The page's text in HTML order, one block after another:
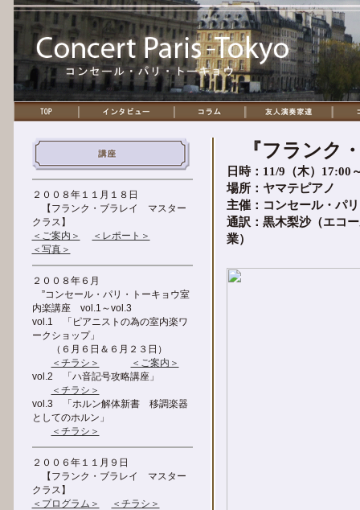
２００８年１１月１８日
【フランク・ブラレイ マスター
クラス】
＜ご案内＞
＜レポート＞
＜写真＞
２００８年６月
”コンセール・パリ・トーキョウ室
内楽講座 vol.1～vol.3
vol.1 「ピアニストの為の室内楽ワ
ークショップ」
（６月６日＆６月２３日）
＜チラシ＞
＜ご案内＞
vol.2 「ハ音記号攻略講座」
＜チラシ＞
vol.3 「ホルン解体新書 移調楽器
としてのホルン」
＜チラシ＞
２００６年１１月９日
【フランク・ブラレイ マスター
クラス】
＜プログラム＞
＜チラシ＞
『フランク
日時：11/9（木）17:00
場所：ヤマテピアノ
主催：コンセール・パ
通訳：黒木梨沙（エコ
業）